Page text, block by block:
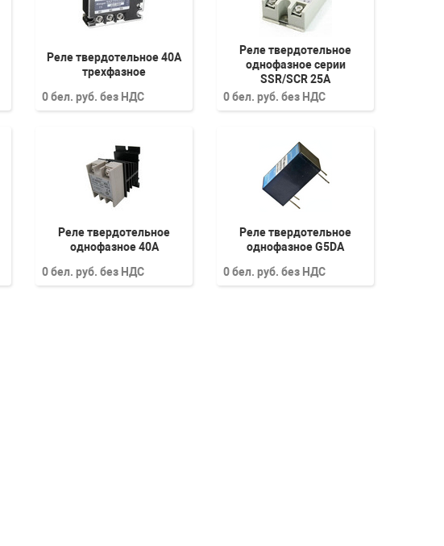
Реле твердотельное 40А
трехфазное
0 бел. руб. без НДС
Реле твердотельное
однофазное серии
SSR/SCR 25А
0 бел. руб. без НДС
Реле твердотельное
однофазное 40А
0 бел. руб. без НДС
Реле твердотельное
однофазное G5DA
0 бел. руб. без НДС